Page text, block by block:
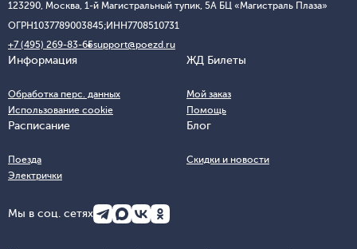
123290, Москва, 1-й Магистральный тупик, 5А БЦ «Магистраль Плаза»
ОГРН1037789003845;ИНН7708510731
+7 (495) 269-83-65support@poezd.ru
Информация
Обработка перс. данных
Использование cookie
ЖД Билеты
Мой заказ
Помощь
Расписание
Поезда
Электрички
Блог
Скидки и новости
Мы в соц. сетях